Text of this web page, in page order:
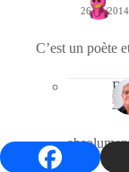
26/11/
C’est un poète
27/